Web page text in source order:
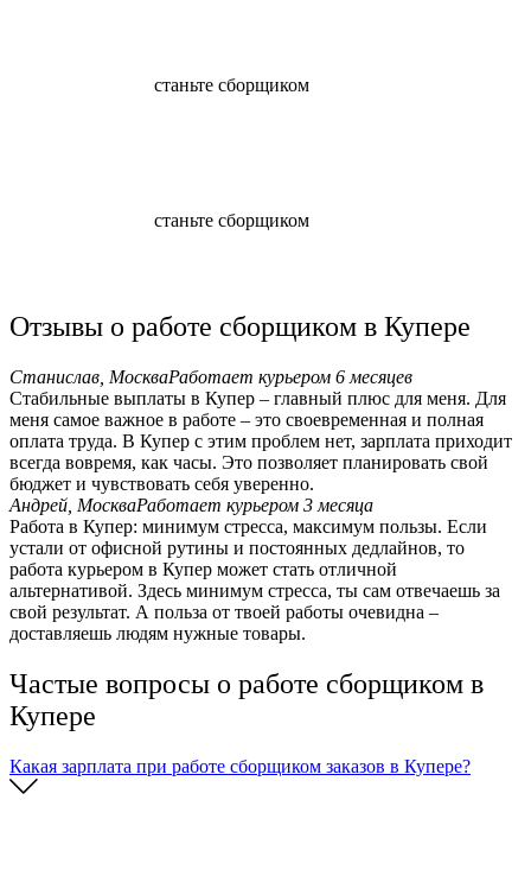
станьте сборщиком
станьте сборщиком
Отзывы о работе сборщиком в Купере
Станислав, МоскваРаботает курьером 6 месяцев
Стабильные выплаты в Купер – главный плюс для меня. Для
меня самое важное в работе – это своевременная и полная
оплата труда. В Купер с этим проблем нет, зарплата приходит
всегда вовремя, как часы. Это позволяет планировать свой
бюджет и чувствовать себя уверенно.
Андрей, МоскваРаботает курьером 3 месяца
Работа в Купер: минимум стресса, максимум пользы. Если
устали от офисной рутины и постоянных дедлайнов, то
работа курьером в Купер может стать отличной
альтернативой. Здесь минимум стресса, ты сам отвечаешь за
свой результат. А польза от твоей работы очевидна –
доставляешь людям нужные товары.
Частые вопросы о работе сборщиком в
Купере
Какая зарплата при работе сборщиком заказов в Купере?